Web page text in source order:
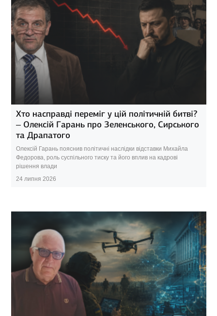
Хто насправді переміг у цій політичній битві?
– Олексій Гарань про Зеленського, Сирського
та Драпатого
Олексій Гарань пояснив політичні наслідки відставки Михайла
Федорова, роль суспільного тиску та його вплив на кадрові
рішення влади
24 липня 2026